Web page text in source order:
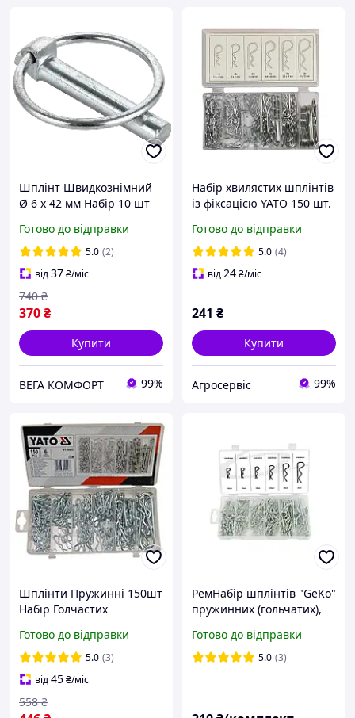
Шплінт Швидкознімний
Ø 6 х 42 мм Набір 10 шт
Готово до відправки
5.0 (2)
від37₴/міс
370₴
740 ₴
Купити
ВЕГА КОМФОРТ 99%
Набір хвилястих шплінтів
із фіксацією YATO 150 шт.
Готово до відправки
5.0 (4)
від24₴/міс
241 ₴
Купити
Агросервіс 99%
Шплінти Пружинні 150шт
Набір Голчастих
Типу R Для Валів
Готово до відправки
5.0 (3)
від45₴/міс
558 ₴
РемНабір шплінтів "GeKo"
пружинних (гольчатих),
штук
Готово до відправки
5.0 (3)